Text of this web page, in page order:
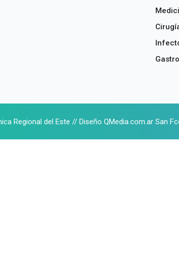
Regional del Este // Diseño QMedia.com.ar San